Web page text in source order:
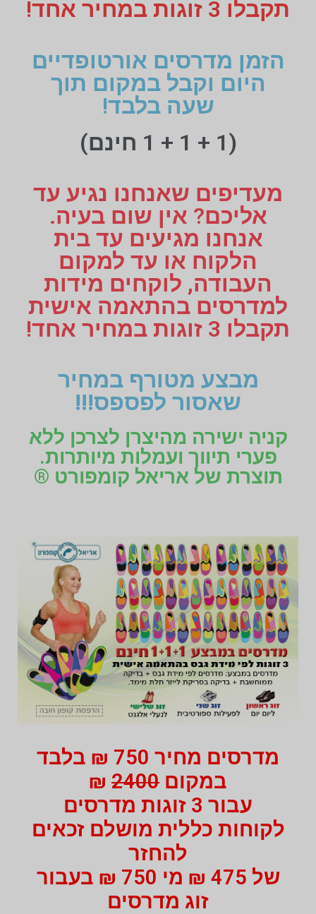
תקבלו 3 זוגות במחיר אחד!
הזמן מדרסים אורטופדיים
היום וקבל במקום תוך
שעה בלבד!
(1 + 1 + 1 חינם)
מעדיפים שאנחנו נגיע עד
אליכם? אין שום בעיה.
אנחנו מגיעים עד בית
הלקוח או עד למקום
העבודה, לוקחים מידות
למדרסים בהתאמה אישית
תקבלו 3 זוגות במחיר אחד!
מבצע מטורף במחיר
שאסור לפספס!!!
קניה ישירה מהיצרן לצרכן ללא
פערי תיווך ועמלות מיותרות.
תוצרת של אריאל קומפורט ®
מדרסים מחיר 750 ₪ בלבד
במקום 2400
₪
עבור 3 זוגות מדרסים
לקוחות כללית מושלם זכאים
להחזר
של 475 ₪ מי 750 ₪ בעבור
זוג מדרסים